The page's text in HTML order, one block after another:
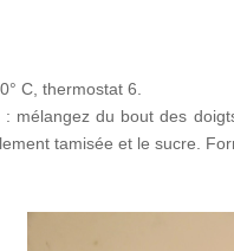
C, thermostat 6.
mélangez du bout des
tamisée et le sucre.